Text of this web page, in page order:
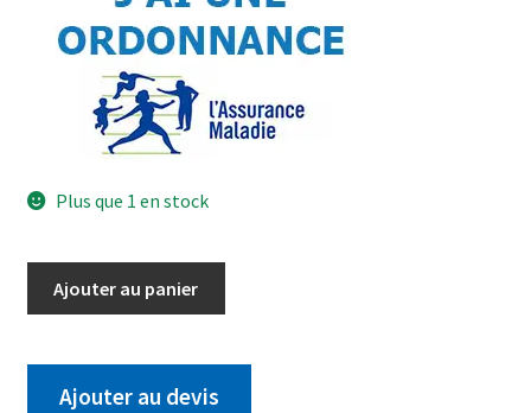
Plus que 1 en stock
Ajouter au panier
Ajouter au devis